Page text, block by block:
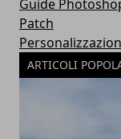
Guide
Patch
ARTICOLI